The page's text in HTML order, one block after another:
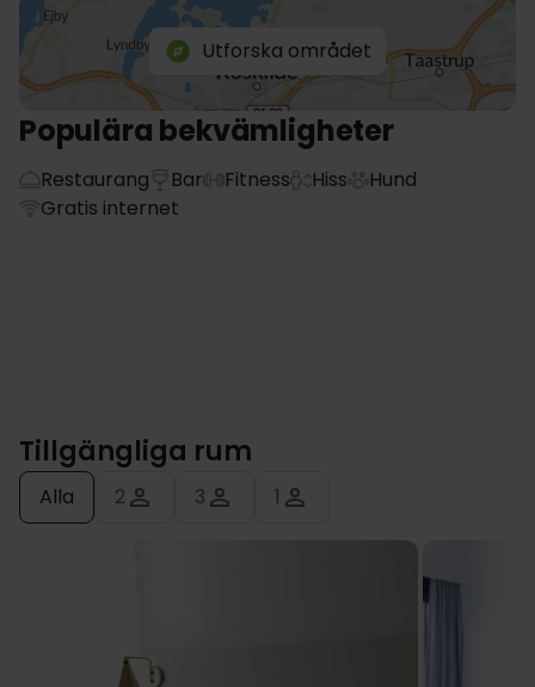
Utforska området
Populära bekvämligheter
Restaurang Bar Fitness Hiss
Hund
Gratis internet
Tillgängliga rum
Alla 2 3 1